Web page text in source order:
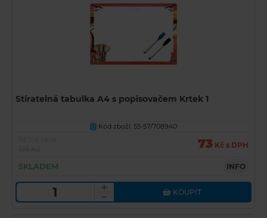
Stíratelná tabulka A4 s popisovačem Krtek 1
U
Kód zboží: 55-57/708940
73 Kč s DPH
SKLADEM INFO
KOUPIT